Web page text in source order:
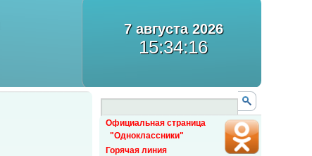
7 августа 2026
15:34:17
Официальная страница
"Одноклассники"
Горячая линия